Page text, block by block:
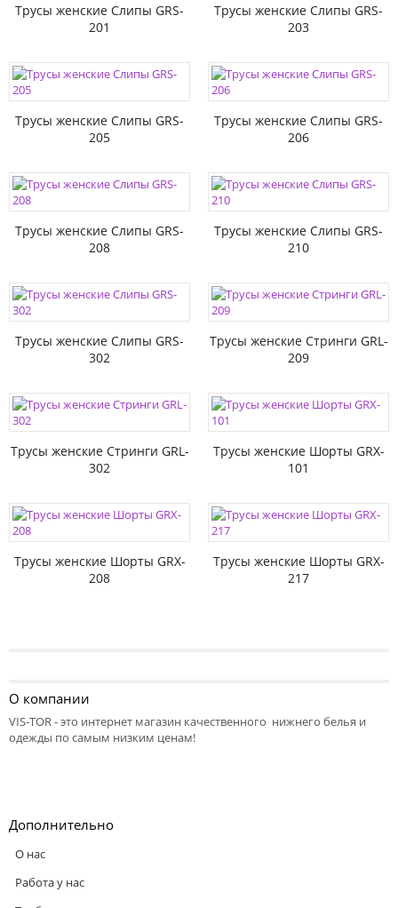
Трусы женские Слипы GRS-
201
Трусы женские Слипы GRS-
203
Трусы женские Слипы GRS-
205
Трусы женские Слипы GRS-
206
Трусы женские Слипы GRS-
208
Трусы женские Слипы GRS-
210
Трусы женские Слипы GRS-
302
Трусы женские Стринги GRL-
209
Трусы женские Стринги GRL-
302
Трусы женские Шорты GRX-
101
Трусы женские Шорты GRX-
208
Трусы женские Шорты GRX-
217
О компании
VIS-TOR - это интернет магазин качественного нижнего белья и
одежды по самым низким ценам!
Дополнительно
О нас
Работа у нас